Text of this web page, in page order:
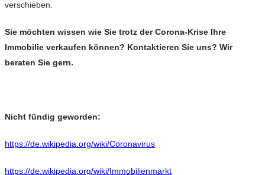
verschieben.
Sie möchten wissen wie Sie trotz der Corona-Krise Ihre
Immobilie verkaufen können? Kontaktieren Sie uns? Wir
beraten Sie gern.
Nicht fündig geworden:
https://de.wikipedia.org/wiki/Coronavirus
https://de.wikipedia.org/wiki/Immobilienmarkt